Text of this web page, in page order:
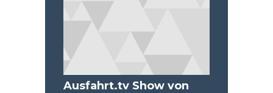
Ausfahrt.tv Show von